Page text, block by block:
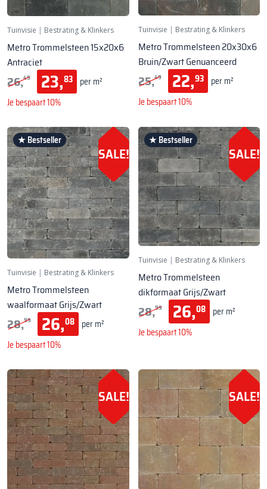
Tuinvisie | Bestrating & Klinkers
Metro Trommelsteen 15x20x6
Antraciet
26,49 23,83 per m²
Je bespaart 10%
Tuinvisie | Bestrating & Klinkers
Metro Trommelsteen 20x30x6
Bruin/Zwart Genuanceerd
25,49 22,93
per m²
Je bespaart 10%
★ Bestseller
SALE!
Tuinvisie | Bestrating & Klinkers
Metro Trommelsteen
waalformaat Grijs/Zwart
28,99 26,08 per m²
Je bespaart 10%
★ Bestseller
SALE!
Tuinvisie | Bestrating & Klinkers
Metro Trommelsteen
dikformaat Grijs/Zwart
28,99 26,08
per m²
Je bespaart 10%
SALE! SALE!